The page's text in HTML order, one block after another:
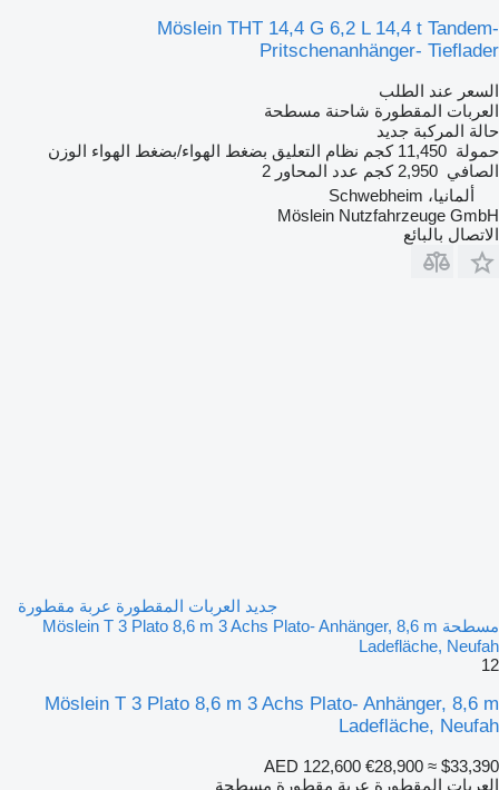
Möslein THT 14,4 G 6,2 L 14,4 t Tandem-
Pritschenanhänger- Tieflader
السعر عند الطلب
العربات المقطورة شاحنة مسطحة
حالة المركبة جديد
حمولة 11,450 كجم نظام التعليق بضغط الهواء/بضغط الهواء الوزن
الصافي 2,950 كجم عدد المحاور 2
ألمانيا، Schwebheim
Möslein Nutzfahrzeuge GmbH
الاتصال بالبائع
جديد العربات المقطورة عربة مقطورة
مسطحة Möslein T 3 Plato 8,6 m 3 Achs Plato- Anhänger, 8,6 m
Ladefläche, Neufah
12
Möslein T 3 Plato 8,6 m 3 Achs Plato- Anhänger, 8,6 m
Ladefläche, Neufah
AED 122,600 €28,900 ≈ $33,390
العربات المقطورة عربة مقطورة مسطحة